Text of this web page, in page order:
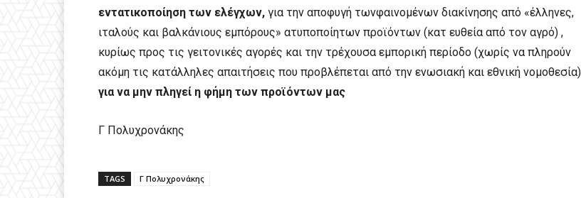
εντατικοποίηση των ελέγχων, για την αποφυγή τωνφαινομένων διακίνησης από «έλληνες,
ιταλούς και βαλκάνιους εμπόρους» ατυποποίητων προϊόντων (κατ ευθεία από τον αγρό) ,
κυρίως προς τις γειτονικές αγορές και την τρέχουσα εμπορική περίοδο (χωρίς να πληρούν
ακόμη τις κατάλληλες απαιτήσεις που προβλέπεται από την ενωσιακή και εθνική νομοθεσία)
για να μην πληγεί η φήμη των προϊόντων μας
Γ Πολυχρονάκης
TAGS Γ Πολυχρονάκης